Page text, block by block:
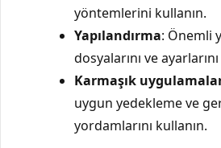
yöntemlerini kullanın.
Yapılandırma: Önemli
dosyalarını ve
Karmaşık
uygun yedekleme ve
yordamlarını kullanın.